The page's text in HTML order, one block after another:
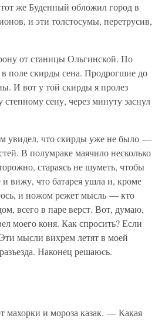
же Буденный обложил город в
и эти толстосумы, перетрусив,
от станицы Ольгинской. По
поле скирды сена. Продрогшие до
И вот у той скирды я пролез
сену, через минуту заснул
увидел, что скирды уже не было —
В полумраке маячило несколько
стараясь не шуметь, чтобы
вижу, что батарея ушла и, кроме
и ножом режет мысль — кто
всего в паре верст. Вот, думаю,
моего коня. Как спросить? Если
мысли вихрем летят в моей
Наконец решаюсь.
и мороза казак. — Какая